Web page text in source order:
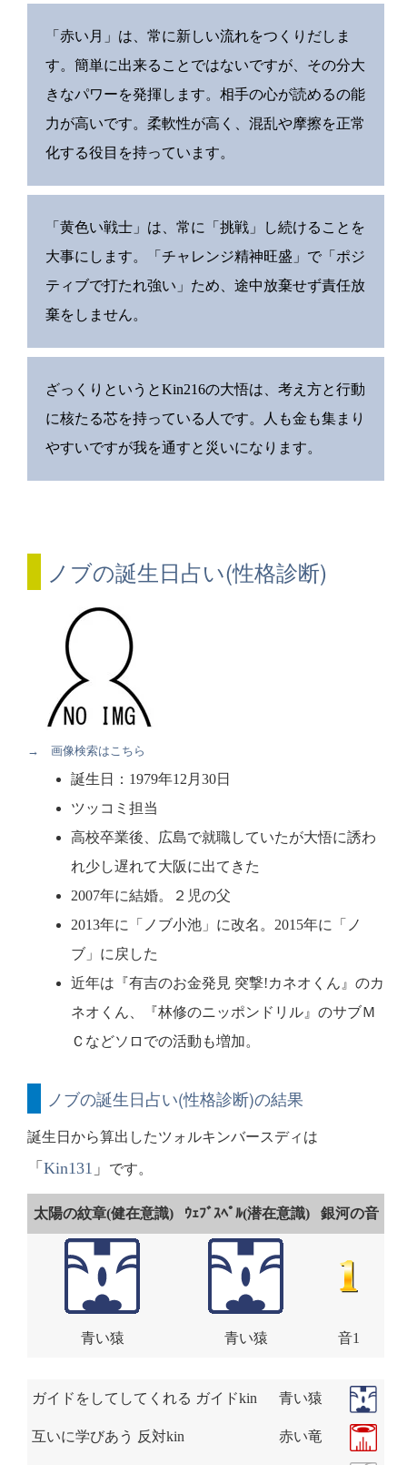
「赤い月」は、常に新しい流れをつくりだしま
す。簡単に出来ることではないですが、その分大
きなパワーを発揮します。相手の心が読めるの能
力が高いです。柔軟性が高く、混乱や摩擦を正常
化する役目を持っています。
「黄色い戦士」は、常に「挑戦」し続けることを
大事にします。「チャレンジ精神旺盛」で「ポジ
ティブで打たれ強い」ため、途中放棄せず責任放
棄をしません。
ざっくりというとKin216の大悟は、考え方と行動
に核たる芯を持っている人です。人も金も集まり
やすいですが我を通すと災いになります。
ノブの誕生日占い(性格診断)
→ 画像検索はこちら
誕生日：1979年12月30日
ツッコミ担当
高校卒業後、広島で就職していたが大悟に誘わ
れ少し遅れて大阪に出てきた
2007年に結婚。２児の父
2013年に「ノブ小池」に改名。2015年に「ノ
ブ」に戻した
近年は『有吉のお金発見 突撃!カネオくん』のカ
ネオくん、『林修のニッポンドリル』のサブＭ
Ｃなどソロでの活動も増加。
ノブの誕生日占い(性格診断)の結果
誕生日から算出したツォルキンバースディは
「 Kin131 」 です。
太陽の紋章(健在意識) ｳｪﾌﾞｽﾍﾟﾙ(潜在意識) 銀河の音
青い猿 青い猿 音1
ガイドをしてしてくれる ガイドkin 青い猿
互いに学びあう 反対kin 赤い竜